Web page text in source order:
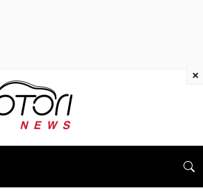
×